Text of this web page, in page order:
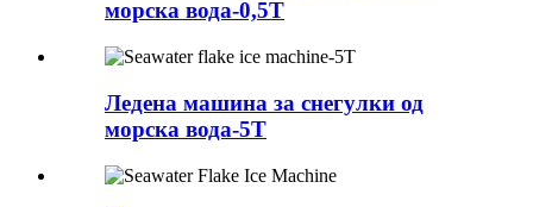
морска вода-0,5T
Ледена машина за снегулки од
морска вода-5T